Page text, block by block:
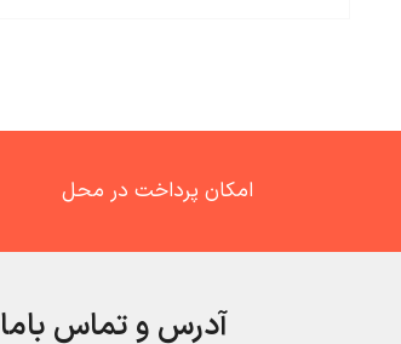
امکان پرداخت در محل
آدرس و تماس باما